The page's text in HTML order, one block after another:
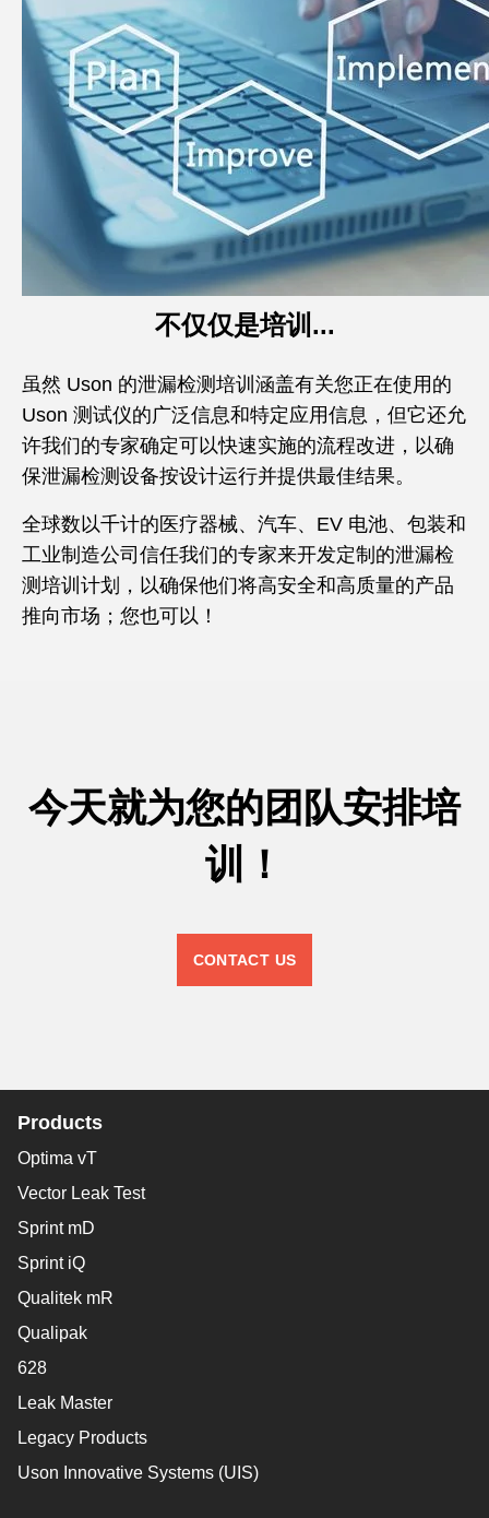
不仅仅是培训...
虽然 Uson 的泄漏检测培训涵盖有关您正在使用的
Uson 测试仪的广泛信息和特定应用信息，但它还允
许我们的专家确定可以快速实施的流程改进，以确
保泄漏检测设备按设计运行并提供最佳结果。
全球数以千计的医疗器械、汽车、EV 电池、包装和
工业制造公司信任我们的专家来开发定制的泄漏检
测培训计划，以确保他们将高安全和高质量的产品
推向市场；您也可以！
今天就为您的团队安排培
训！
CONTACT US
Products
Optima vT
Vector Leak Test
Sprint mD
Sprint iQ
Qualitek mR
Qualipak
628
Leak Master
Legacy Products
Uson Innovative Systems (UIS)